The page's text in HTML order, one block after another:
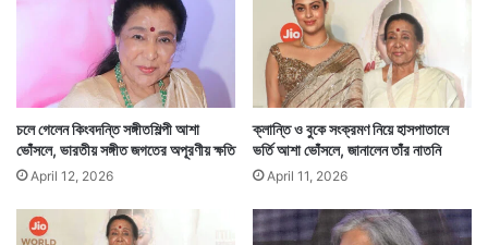
Tags Alia Bhatt Entertainment News Ranbir Kapoor
চলে গেলেন কিংবদন্তি সঙ্গীতশিল্পী আশা
ভোঁসলে, ভারতীয় সঙ্গীত জগতের অপূরণীয় ক্ষতি
April 12, 2026
ক্লান্তি ও বুকে সংক্রমণ নিয়ে হাসপাতালে
ভর্তি আশা ভোঁসলে, জানালেন তাঁর নাতনি
April 11, 2026